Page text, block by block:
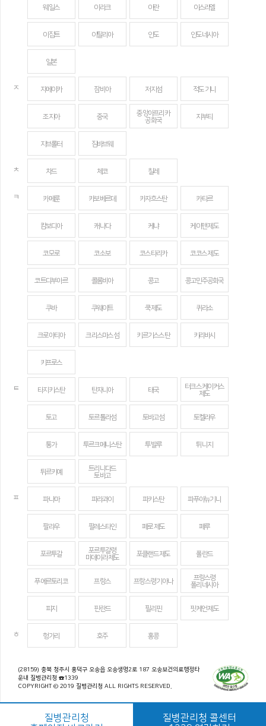
웨일스 이라크 이란 이스라엘
이집트 이탈리아 인도 인도네시아
일본
ㅈ 자메이카 잠비아 저지섬 적도 기니
조지아 중국
중앙아프리카
공화국
지부티
지브롤터 짐바브웨
ㅊ 차드 체코 칠레
ㅋ 카메룬 카보베르데 카자흐스탄 카타르
캄보디아 캐나다 케냐 케이맨 제도
코모로 코소보 코스타리카 코코스 제도
코트디부아르 콜롬비아 콩고 콩고민주공화국
쿠바 쿠웨이트 쿡 제도 퀴라소
크로아티아 크리스마스섬 키르기스스탄 키리바시
키프로스
ㅌ 타지키스탄 탄자니아 태국
터크스 케이커스
제도
토고 토르톨라섬 토바고섬 토켈라우
통가 투르크메니스탄 투발루 튀니지
튀르키예
트리니다드
토바고
ㅍ 파나마 파라과이 파키스탄 파푸아뉴기니
팔라우 팔레스타인 페로 제도 페루
포르투갈
포르투갈령
마데이라 제도
포클랜드 제도 폴란드
푸에르토리코 프랑스 프랑스령 기아나
프랑스령
폴리네시아
피지 핀란드 필리핀 핏케언 제도
ㅎ 헝가리 호주 홍콩
(28159) 충북 청주시 흥덕구 오송읍 오송생명2로 187 오송보건의료행정타
운내 질병관리청 ☎1339
COPYRIGHT © 2019 질병관리청 ALL RIGHTS RESERVED.
질병관리청
질병관리청 콜센터